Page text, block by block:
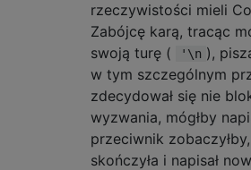
rzeczywistości mieli
Zabójcę karą, tracąc
swoją turę (
'\n ),
w tym szczególnym
zdecydował się nie
wyzwania, mógłby
przeciwnik
skończyła i napisał